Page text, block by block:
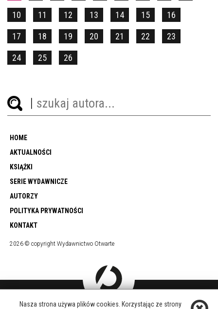
10 11 12 13 14 15 16
17 18 19 20 21 22 23
24 25 26
HOME
AKTUALNOŚCI
KSIĄŻKI
SERIE WYDAWNICZE
AUTORZY
POLITYKA PRYWATNOŚCI
KONTAKT
2026 © copyright Wydawnictwo Otwarte
DOŁĄCZ DO NAS
Nasza strona używa plików cookies. Korzystając ze strony